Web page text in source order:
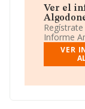
actividades
una Sociedad
de bienes
6820. La
Ha contado
según las
encima de la
Ver el
Informe
VER